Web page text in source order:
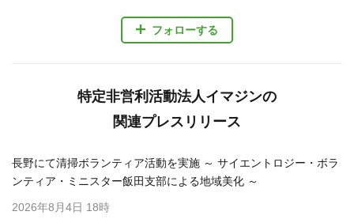
フォローする
特定非営利活動法人イマジンの
関連プレスリリース
長野にて清掃ボランティア活動を実施 ～ サイエントロジー・ボラ
ンティア・ミニスター飯田支部による地域美化 ～
2026年8月4日 18時